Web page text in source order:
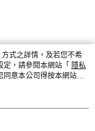
式之詳情，及若您不希
，請參閱本網站「 隱私
同意本公司得按本網站使